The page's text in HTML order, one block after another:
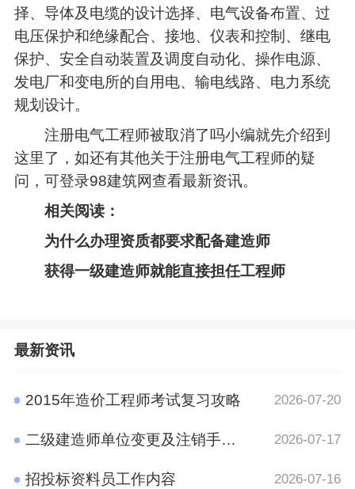
择、导体及电缆的设计选择、电气设备布置、过
电压保护和绝缘配合、接地、仪表和控制、继电
保护、安全自动装置及调度自动化、操作电源、
发电厂和变电所的自用电、输电线路、电力系统
规划设计。
注册电气工程师被取消了吗小编就先介绍到
这里了，如还有其他关于注册电气工程师的疑
问，可登录98建筑网查看最新资讯。
相关阅读：
为什么办理资质都要求配备建造师
获得一级建造师就能直接担任工程师
最新资讯
2015年造价工程师考试复习攻略 2026-07-20
二级建造师单位变更及注销手续规定 2026-07-17
招投标资料员工作内容 2026-07-16